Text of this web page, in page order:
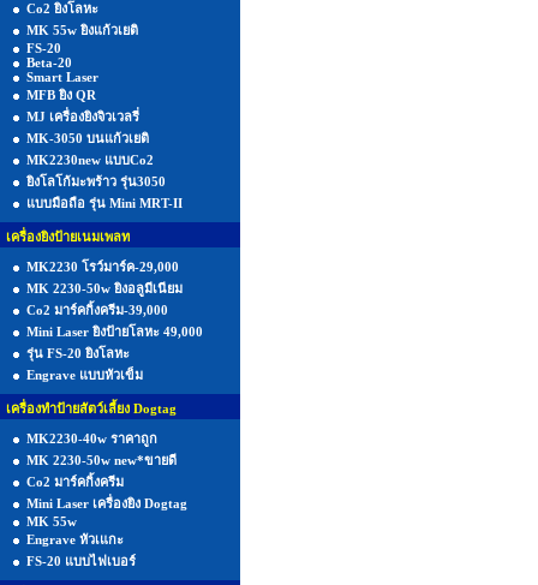
Co2 ยิงโลหะ
MK 55w ยิงแก้วเยติ
FS-20
Beta-20
Smart Laser
MFB ยิง QR
MJ เครื่องยิงจิวเวลรี่
MK-3050 บนแก้วเยติ
MK2230new แบบCo2
ยิงโลโก้มะพร้าว รุ่น3050
แบบมือถือ รุ่น Mini MRT-II
เครื่องยิงป้ายเนมเพลท
MK2230 โรว์มาร์ค-29,000
MK 2230-50w ยิงอลูมีเนียม
Co2 มาร์คกิ้งครีม-39,000
Mini Laser ยิงป้ายโลหะ 49,000
รุ่น FS-20 ยิงโลหะ
Engrave แบบหัวเข็ม
เครื่องทำป้ายสัตว์เลี้ยง Dogtag
MK2230-40w ราคาถูก
MK 2230-50w new*ขายดี
Co2 มาร์คกิ้งครีม
Mini Laser เครื่องยิง Dogtag
MK 55w
Engrave หัวเแกะ
FS-20 แบบไฟเบอร์